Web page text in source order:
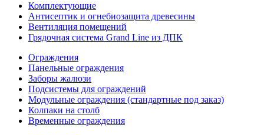
Комплектующие
Антисептик и огнебиозащита древесины
Вентиляция помещений
Грядочная система Grand Line из ДПК
Ограждения
Панельные ограждения
Заборы жалюзи
Подсистемы для ограждений
Модульные ограждения (стандартные под заказ)
Колпаки на столб
Временные ограждения